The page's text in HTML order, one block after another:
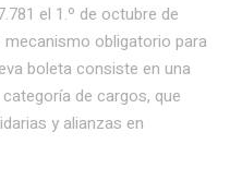
el 1.º de octubre de
obligatorio para
boleta consiste en una
de cargos, que
y alianzas en